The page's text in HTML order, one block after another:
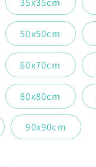
50x50cm
60x70cm
80x80cm
90x90cm